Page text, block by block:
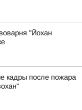
"Йохан
кадры после пожара